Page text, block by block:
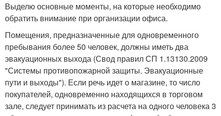
Выделю основные моменты, на которые необходимо
обратить внимание при организации офиса.
Помещения, предназначенные для одновременного
пребывания более 50 человек, должны иметь два
эвакуационных выхода (Свод правил СП 1.13130.2009
"Системы противопожарной защиты. Эвакуационные
пути и выходы"). Если речь идет о магазине, то число
покупателей, одновременно находящихся в торговом
зале, следует принимать из расчета на одного человека 3